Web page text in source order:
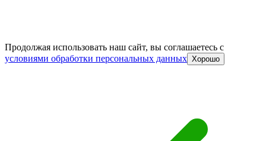
Продолжая использовать наш сайт, вы соглашаетесь c
условиями обработки персональных данных Хорошо